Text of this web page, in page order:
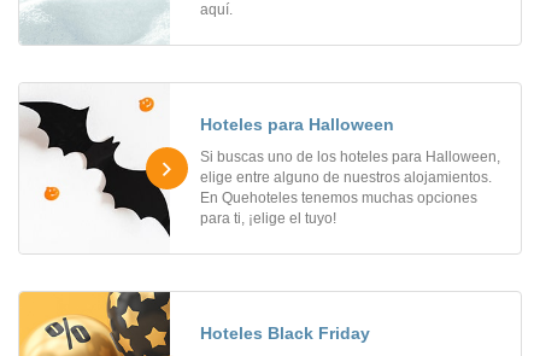
aquí.
Hoteles para Halloween
Si buscas uno de los hoteles para Halloween,
elige entre alguno de nuestros alojamientos.
En Quehoteles tenemos muchas opciones
para ti, ¡elige el tuyo!
Hoteles Black Friday